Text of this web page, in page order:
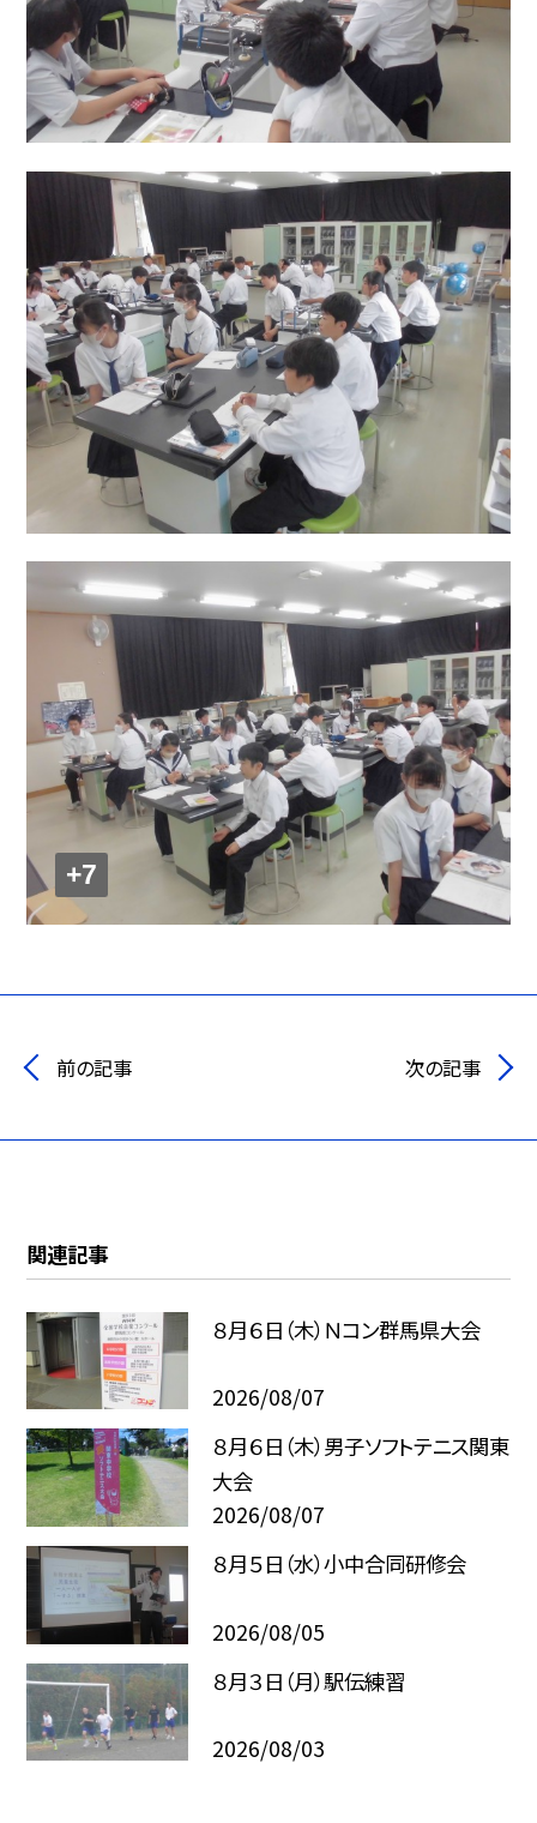
+7
前の記事 次の記事
関連記事
８月６日（木）Ｎコン群馬県大会
2026/08/07
８月６日（木）男子ソフトテニス関東
大会
2026/08/07
８月５日（水）小中合同研修会
2026/08/05
８月３日（月）駅伝練習
2026/08/03